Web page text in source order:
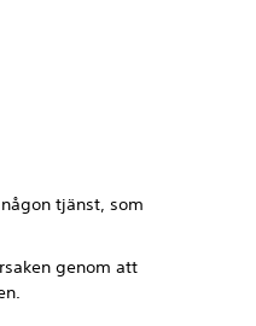
tjänst, som
genom att